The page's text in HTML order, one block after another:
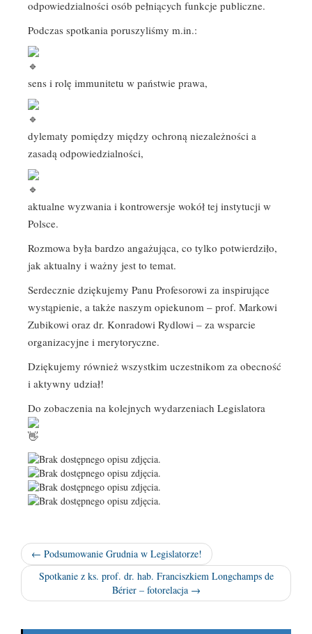
odpowiedzialności osób pełniących funkcje publiczne.
Podczas spotkania poruszyliśmy m.in.:
sens i rolę immunitetu w państwie prawa,
dylematy pomiędzy między ochroną niezależności a
zasadą odpowiedzialności,
aktualne wyzwania i kontrowersje wokół tej instytucji w
Polsce.
Rozmowa była bardzo angażująca, co tylko potwierdziło,
jak aktualny i ważny jest to temat.
Serdecznie dziękujemy Panu Profesorowi za inspirujące
wystąpienie, a także naszym opiekunom – prof. Markowi
Zubikowi oraz dr. Konradowi Rydlowi – za wsparcie
organizacyjne i merytoryczne.
Dziękujemy również wszystkim uczestnikom za obecność
i aktywny udział!
Do zobaczenia na kolejnych wydarzeniach Legislatora
← Podsumowanie Grudnia w Legislatorze!
Spotkanie z ks. prof. dr. hab. Franciszkiem Longchamps de
Bérier – fotorelacja →